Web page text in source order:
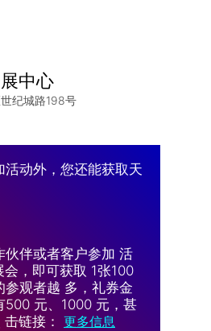
中心
纪城路198号
动外，您还能获取天
伙伴或者客户参加 活
，即可获取 1张100
参观者越 多，礼券金
500 元、1000 元，甚
链接： 更多信息